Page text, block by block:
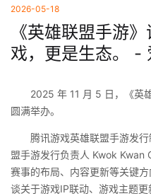
2026-05-18
《英雄联盟手游
戏，更是生态。 -
2025 年 11 月 5 日，《英雄
圆满举办。
腾讯游戏英雄联盟手游发行
盟手游发行负责人 Kwok Kwan
赛事的布局、内容更新等关键
谈关于游戏IP联动、游戏主题更